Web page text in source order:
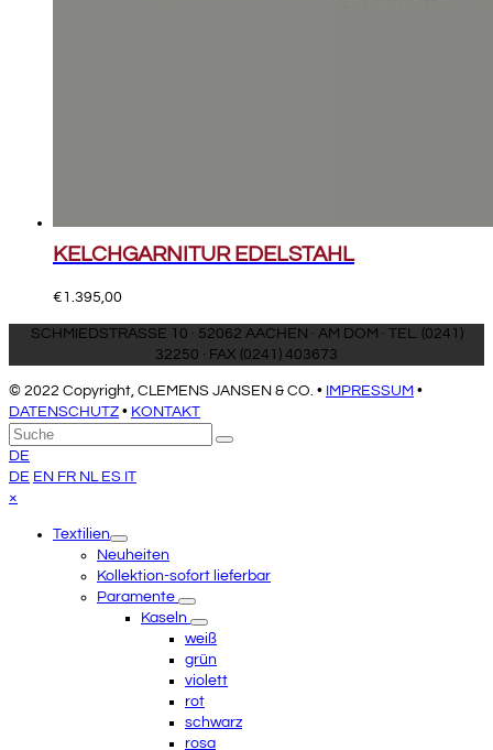
KELCHGARNITUR EDELSTAHL
€1.395,00
SCHMIEDSTRASSE 10 · 52062 AACHEN · AM DOM · TEL. (0241)
32250 · FAX (0241) 403673
© 2022 Copyright, CLEMENS JANSEN & CO. • IMPRESSUM •
DATENSCHUTZ • KONTAKT
An
den
Anfang
scrollen
Suche
Senden
DE
DE EN FR NL ES IT
×
menuTextilien
Neuheiten
Kollektion-sofort lieferbar
Paramente
Kaseln
weiß
grün
violett
rot
schwarz
rosa